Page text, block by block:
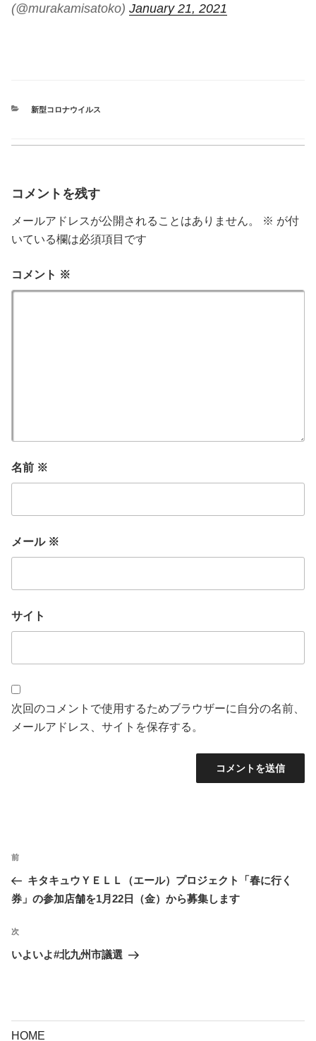
(@murakamisatoko) January 21, 2021
カ
リ
新型コロナウイルス
コメントを残す
メールアドレスが公開されることはありません。 ※ が付
いている欄は必須項目です
コメント ※
名前 ※
メール ※
サイト
次回のコメントで使用するためブラウザーに自分の名前、
メールアドレス、サイトを保存する。
ナ
ビ
ゲ
ー
前
の
投
前
キタキュウＹＥＬＬ（エール）プロジェクト「春に行く
券」の参加店舗を1月22日（金）から募集します
次
の
次
いよいよ#北九州市議選
HOME